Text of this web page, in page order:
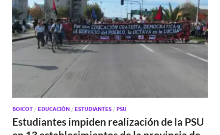
BOICOT / EDUCACIÓN / ESTUDIANTES / PSU
Estudiantes impiden realización de la PSU